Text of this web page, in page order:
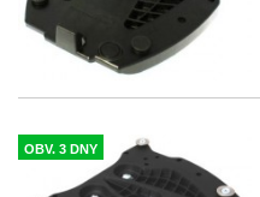
OBV. 3 DNY